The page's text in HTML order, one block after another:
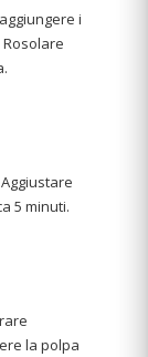
i
5 minuti.
la polpa